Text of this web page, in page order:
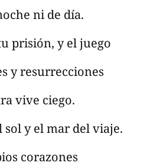
ni de día.
prisión, y el juego
y resurrecciones
vive ciego.
sol y el mar del viaje.
corazones